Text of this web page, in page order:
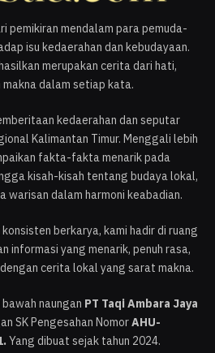
pemikiran mendalam para pemuda-
isu kedaerahan dan kebudayaan.
merupakan cerita dari hati,
makna dalam setiap kata.
kedaerahan dan seputar
Kalimantan Timur. Menggali lebih
fakta-fakta menarik pada
kisah-kisah tentang budaya lokal,
warisan dalam harmoni keabadian.
berkarya, kami hadir di ruang
informasi yang menarik, penuh rasa,
cerita lokal yang sarat makna.
naungan PT Taqi Ambara Jaya
SK Pengesahan NomorAHU-
Yang dibuat sejak tahun 2024.